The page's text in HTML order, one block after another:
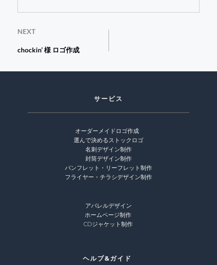
NEXT
chockin’ 様 ロゴ作成
サービス
オーダーメイドロゴ作成
選んで決めるストックロゴ
名刺デザイン制作
封筒デザイン制作
パンフレット・リーフレット制作
フライヤー・チラシデザイン制作
アパレルデザイン
ホームページ制作
CDジャケット制作
ヘルプ&ガイド